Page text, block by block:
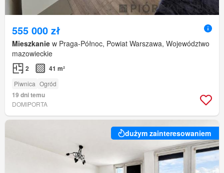
555 000 zł
Mieszkanie w Praga-Północ, Powiat Warszawa, Województwo
mazowieckie
2 41 m²
Piwnica Ogród
19 dni temu
DOMIPORTA
dużym zainteresowaniem